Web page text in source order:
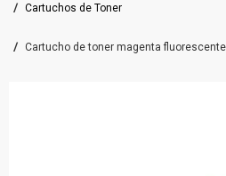
Cartuchos de Toner
Cartucho de toner magenta fluorescente